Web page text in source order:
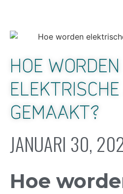
HOE WORDEN
GEMAAKT?
JANUARI 30,
Hoe